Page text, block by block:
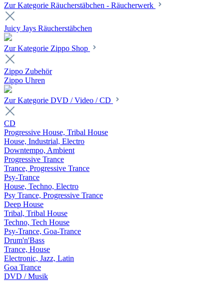
Zur Kategorie Räucherstäbchen - Räucherwerk
Juicy Jays Räucherstäbchen
Zur Kategorie Zippo Shop
Zippo Zubehör
Zippo Uhren
Zur Kategorie DVD / Video / CD
CD
Progressive House, Tribal House
House, Industrial, Electro
Downtempo, Ambient
Progressive Trance
Trance, Progressive Trance
Psy-Trance
House, Techno, Electro
Psy Trance, Progressive Trance
Deep House
Tribal, Tribal House
Techno, Tech House
Psy-Trance, Goa-Trance
Drum'n'Bass
Trance, House
Electronic, Jazz, Latin
Goa Trance
DVD / Musik